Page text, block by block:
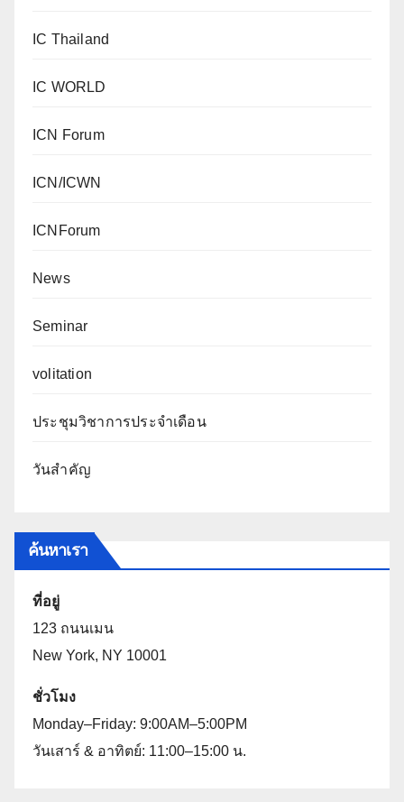
IC Thailand
IC WORLD
ICN Forum
ICN/ICWN
ICNForum
News
Seminar
volitation
ประชุมวิชาการประจำเดือน
วันสำคัญ
ค้นหาเรา
ที่อยู่
123 ถนนเมน
New York, NY 10001
ชั่วโมง
Monday–Friday: 9:00AM–5:00PM
วันเสาร์ & อาทิตย์: 11:00–15:00 น.